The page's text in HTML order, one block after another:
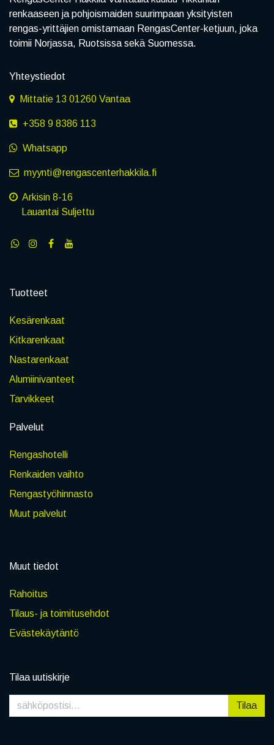
renkaaseen ja pohjoismaiden suurimpaan yksityisten
rengas-yrittäjien omistamaan RengasCenter-ketjuun, joka
toimii Norjassa, Ruotsissa sekä Suomessa.
Yhteystiedot
Mittatie 13 01260 Vantaa
+358 9 8386 113
Whatsapp
myynti@rengascenterhakkila.fi
Arkisin 8-16
Lauantai Suljettu
Tuotteet
Kesärenkaat
Kitkarenkaat
Nastarenkaat
Alumiinivanteet
Tarvikkeet
Palvelut
Rengashotelli
Renkaiden vaihto
Rengastyöhinnasto
Muut palvelut
Muut tiedot
Rahoitus
Tilaus- ja toimitusehdot
Evästekäytäntö
Tilaa uutiskirje
Tilaa